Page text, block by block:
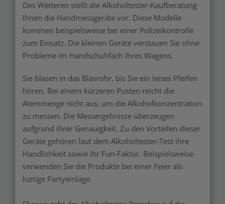
Des Weiteren stellt die Alkoholtester-Kaufberatung
Ihnen die Handmessgeräte vor. Diese Modelle
kommen beispielsweise bei einer Polizeikontrolle
zum Einsatz. Die kleinen Geräte verstauen Sie ohne
Probleme im Handschuhfach Ihres Wagens.
Sie blasen in das Blasrohr, bis Sie ein leises Pfeifen
hören. Bei einem kürzeren Pusten reicht die
Atemmenge nicht aus, um die Alkoholkonzentration
zu messen. Die Messergebnisse überzeugen
aufgrund ihrer Genauigkeit. Zu den Vorteilen dieser
Geräte gehören laut dem Alkoholtester-Test ihre
Handlichkeit sowie ihr Fun-Faktor. Beispielsweise
verwenden Sie die Produkte bei einer Feier als
lustige Partyeinlage.